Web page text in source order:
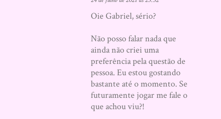
Oie Gabriel, sério?
Não posso falar nada que
ainda não criei uma
preferência pela questão de
pessoa. Eu estou gostando
bastante até o momento. Se
futuramente jogar me fale o
que achou viu?!